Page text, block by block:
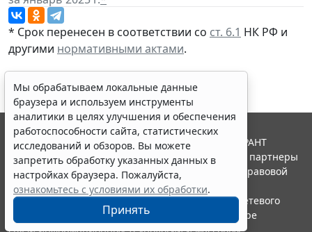
* Срок перенесен в соответствии со ст. 6.1 НК РФ и
другими нормативными актами.
Мы обрабатываем локальные данные
браузера и используем инструменты
аналитики в целях улучшения и обеспечения
работоспособности сайта, статистических
исследований и обзоров. Вы можете
запретить обработку указанных данных в
настройках браузера. Пожалуйста,
ознакомьтесь с условиями их обработки.
Принять
© ООО "НПП "ГАРАНТ-СЕРВИС", 2026. Система ГАРАНТ
выпускается с 1990 года. Компания "Гарант" и ее партнеры
являются участниками Российской ассоциации правовой
информации ГАРАНТ.
Портал ГАРАНТ.РУ зарегистрирован в качестве сетевого
издания Федеральной службой по надзору в сфере